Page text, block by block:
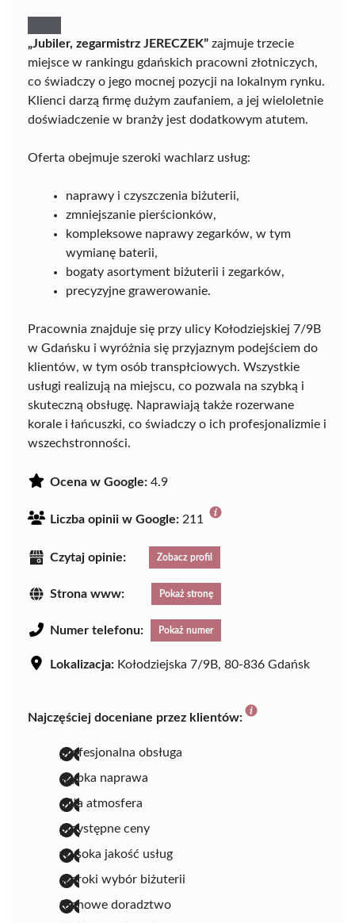
„Jubiler, zegarmistrz JERECZEK” zajmuje trzecie
miejsce w rankingu gdańskich pracowni złotniczych,
co świadczy o jego mocnej pozycji na lokalnym rynku.
Klienci darzą firmę dużym zaufaniem, a jej wieloletnie
doświadczenie w branży jest dodatkowym atutem.
Oferta obejmuje szeroki wachlarz usług:
naprawy i czyszczenia biżuterii,
zmniejszanie pierścionków,
kompleksowe naprawy zegarków, w tym
wymianę baterii,
bogaty asortyment biżuterii i zegarków,
precyzyjne grawerowanie.
Pracownia znajduje się przy ulicy Kołodziejskiej 7/9B
w Gdańsku i wyróżnia się przyjaznym podejściem do
klientów, w tym osób transpłciowych. Wszystkie
usługi realizują na miejscu, co pozwala na szybką i
skuteczną obsługę. Naprawiają także rozerwane
korale i łańcuszki, co świadczy o ich profesjonalizmie i
wszechstronności.
Ocena w Google: 4.9
Liczba opinii w Google: 211
Czytaj opinie: Zobacz profil
Strona www: Pokaż stronę
Numer telefonu: Pokaż numer
Lokalizacja: Kołodziejska 7/9B, 80-836 Gdańsk
Najczęściej doceniane przez klientów:
profesjonalna obsługa
szybka naprawa
miła atmosfera
przystępne ceny
wysoka jakość usług
szeroki wybór biżuterii
fachowe doradztwo